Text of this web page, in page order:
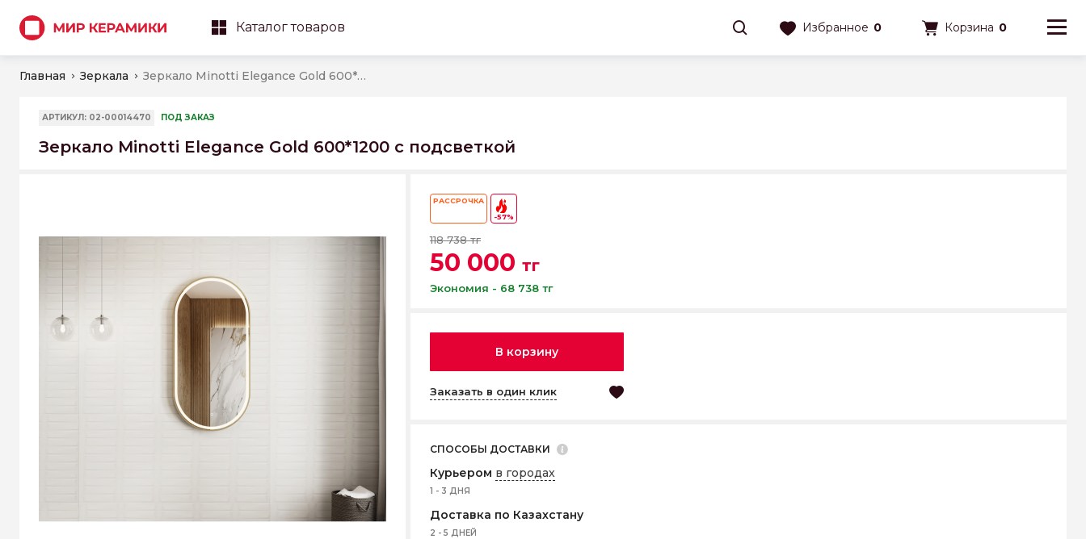
Каталог товаров Избранное 0 Корзина 0
Главная Зеркала Зеркало Minotti Elegance Gold 600*1200 с подсветкой
АРТИКУЛ: 02-00014470 ПОД ЗАКАЗ
Зеркало Minotti Elegance Gold 600*1200 с подсветкой
РАССРОЧКА
-57%
118 738 тг
50 000 тг
Экономия - 68 738 тг
В корзину
Заказать в один клик
СПОСОБЫ ДОСТАВКИ
Курьером в городах
1 - 3 ДНЯ
Доставка по Казахстану
2 - 5 ДНЕЙ